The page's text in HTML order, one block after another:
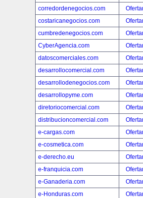
corredordenegocios.com
costaricanegocios.com
cumbredenegocios.com
CyberAgencia.com
datoscomerciales.com
desarrollocomercial.com
desarrollodenegocios.com
desarrollopyme.com
diretoriocomercial.com
distribucioncomercial.com
e-cargas.com
e-cosmetica.com
e-derecho.eu
e-franquicia.com
e-Ganaderia.com
e-Honduras.com